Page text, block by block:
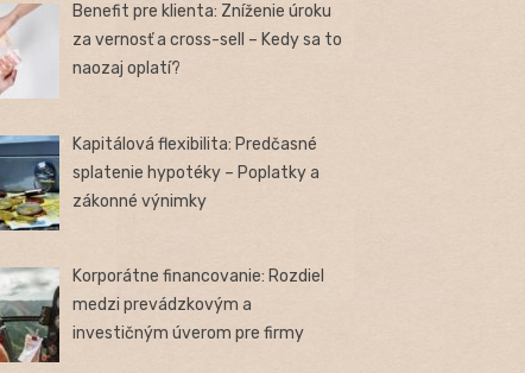
Benefit pre klienta: Zníženie úroku
za vernosť a cross-sell – Kedy sa to
naozaj oplatí?
Kapitálová flexibilita: Predčasné
splatenie hypotéky – Poplatky a
zákonné výnimky
Korporátne financovanie: Rozdiel
medzi prevádzkovým a
investičným úverom pre firmy